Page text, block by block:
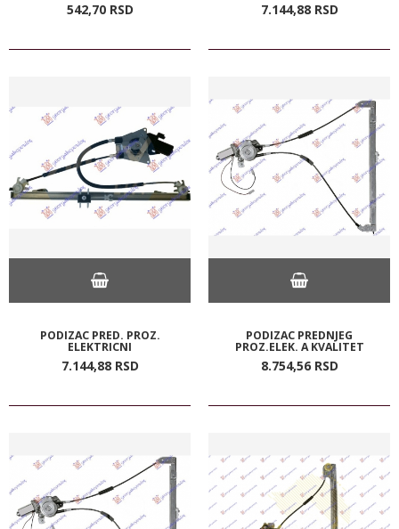
542,70 RSD 7.144,88 RSD
PODIZAC PRED. PROZ.
ELEKTRICNI
7.144,88 RSD
PODIZAC PREDNJEG
PROZ.ELEK. A KVALITET
8.754,56 RSD